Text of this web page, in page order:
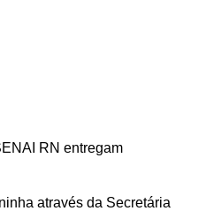
RN entregam
através da Secretária